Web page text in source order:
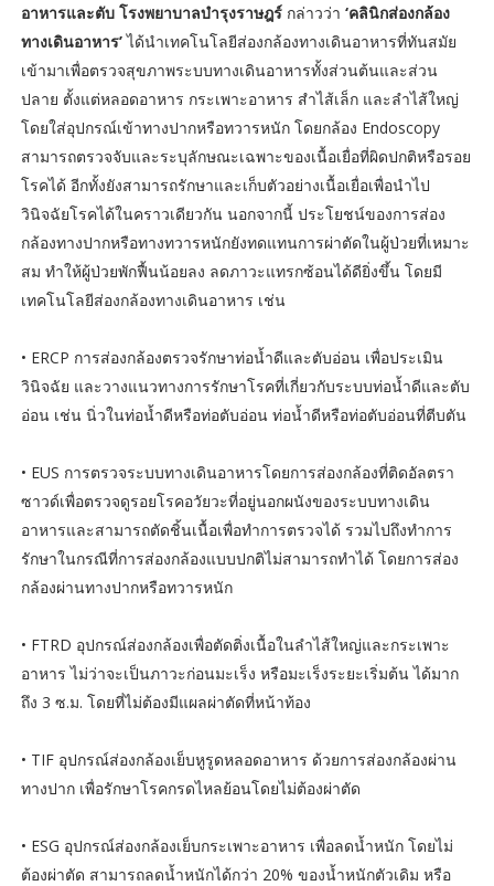
อาหารและตับ โรงพยาบาลบำรุงราษฎร์ กล่าวว่า ‘คลินิกส่องกล้อง
ทางเดินอาหาร’ได้นำเทคโนโลยีส่องกล้องทางเดินอาหารที่ทันสมัย
เข้ามาเพื่อตรวจสุขภาพระบบทางเดินอาหารทั้งส่วนต้นและส่วน
ปลาย ตั้งแต่หลอดอาหาร กระเพาะอาหาร สำไส้เล็ก และลำไส้ใหญ่
โดยใส่อุปกรณ์เข้าทางปากหรือทวารหนัก โดยกล้อง Endoscopy
สามารถตรวจจับและระบุลักษณะเฉพาะของเนื้อเยื่อที่ผิดปกติหรือรอย
โรคได้ อีกทั้งยังสามารถรักษาและเก็บตัวอย่างเนื้อเยื่อเพื่อนำไป
วินิจฉัยโรคได้ในคราวเดียวกัน นอกจากนี้ ประโยชน์ของการส่อง
กล้องทางปากหรือทางทวารหนักยังทดแทนการผ่าตัดในผู้ป่วยที่เหมาะ
สม ทำให้ผู้ป่วยพักฟื้นน้อยลง ลดภาวะแทรกซ้อนได้ดียิ่งขึ้น โดยมี
เทคโนโลยีส่องกล้องทางเดินอาหาร เช่น
• ERCP การส่องกล้องตรวจรักษาท่อน้ำดีและตับอ่อน เพื่อประเมิน
วินิจฉัย และวางแนวทางการรักษาโรคที่เกี่ยวกับระบบท่อน้ำดีและตับ
อ่อน เช่น นิ่วในท่อน้ำดีหรือท่อตับอ่อน ท่อน้ำดีหรือท่อตับอ่อนที่ตีบตัน
• EUS การตรวจระบบทางเดินอาหารโดยการส่องกล้องที่ติดอัลตรา
ซาวด์เพื่อตรวจดูรอยโรคอวัยวะที่อยู่นอกผนังของระบบทางเดิน
อาหารและสามารถตัดชิ้นเนื้อเพื่อทำการตรวจได้ รวมไปถึงทำการ
รักษาในกรณีที่การส่องกล้องแบบปกติไม่สามารถทำได้ โดยการส่อง
กล้องผ่านทางปากหรือทวารหนัก
• FTRD อุปกรณ์ส่องกล้องเพื่อตัดติ่งเนื้อในลำไส้ใหญ่และกระเพาะ
อาหาร ไม่ว่าจะเป็นภาวะก่อนมะเร็ง หรือมะเร็งระยะเริ่มต้น ได้มาก
ถึง 3 ซ.ม. โดยที่ไม่ต้องมีแผลผ่าตัดที่หน้าท้อง
• TIF อุปกรณ์ส่องกล้องเย็บหูรูดหลอดอาหาร ด้วยการส่องกล้องผ่าน
ทางปาก เพื่อรักษาโรคกรดไหลย้อนโดยไม่ต้องผ่าตัด
• ESG อุปกรณ์ส่องกล้องเย็บกระเพาะอาหาร เพื่อลดน้ำหนัก โดยไม่
ต้องผ่าตัด สามารถลดน้ำหนักได้กว่า 20% ของน้ำหนักตัวเดิม หรือ